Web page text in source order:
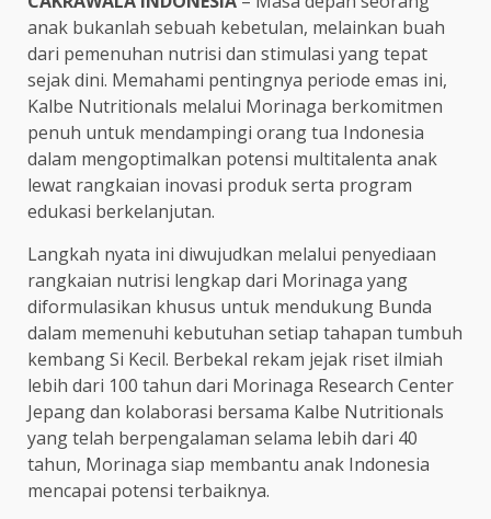
anak bukanlah sebuah kebetulan, melainkan buah
dari pemenuhan nutrisi dan stimulasi yang tepat
sejak dini. Memahami pentingnya periode emas ini,
Kalbe Nutritionals melalui Morinaga berkomitmen
penuh untuk mendampingi orang tua Indonesia
dalam mengoptimalkan potensi multitalenta anak
lewat rangkaian inovasi produk serta program
edukasi berkelanjutan.
Langkah nyata ini diwujudkan melalui penyediaan
rangkaian nutrisi lengkap dari Morinaga yang
diformulasikan khusus untuk mendukung Bunda
dalam memenuhi kebutuhan setiap tahapan tumbuh
kembang Si Kecil. Berbekal rekam jejak riset ilmiah
lebih dari 100 tahun dari Morinaga Research Center
Jepang dan kolaborasi bersama Kalbe Nutritionals
yang telah berpengalaman selama lebih dari 40
tahun, Morinaga siap membantu anak Indonesia
mencapai potensi terbaiknya.